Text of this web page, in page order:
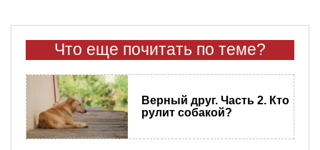
Что еще почитать по теме?
​Верный друг. Часть 2. Кто
рулит собакой?